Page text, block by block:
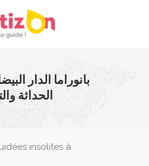
بانوراما الدار
الحداثة
insolites à